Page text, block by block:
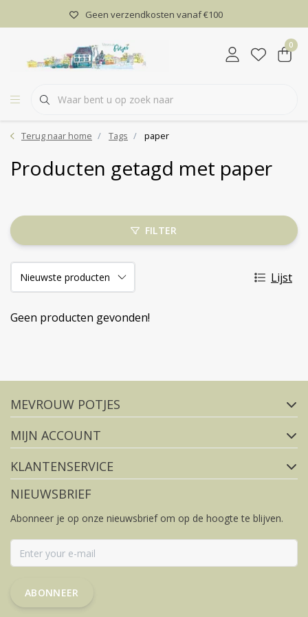
Geen verzendkosten vanaf €100
0
Terug naar home Tags paper
Producten getagd met paper
FILTER
Lijst
Geen producten gevonden!
FACEBOOK
MEVROUW POTJES
MIJN ACCOUNT
KLANTENSERVICE
NIEUWSBRIEF
Abonneer je op onze nieuwsbrief om op de hoogte te blijven.
ABONNEER